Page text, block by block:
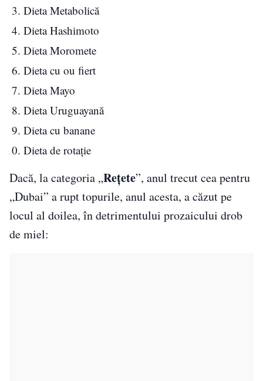
Dieta Metabolică
Dieta Hashimoto
Dieta Moromete
Dieta cu ou fiert
Dieta Mayo
Dieta Uruguayană
Dieta cu banane
Dieta de rotație
Dacă, la categoria „Rețete”, anul trecut cea pentru
„Dubai” a rupt topurile, anul acesta, a căzut pe
locul al doilea, în detrimentului prozaicului drob
de miel: